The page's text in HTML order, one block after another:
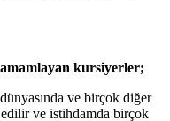
kursiyerler;
ve birçok diğer
ve istihdamda birçok